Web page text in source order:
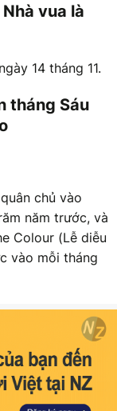
vua là
14 tháng 11.
tháng Sáu
chủ vào
năm trước, và
Colour (Lễ diễu
vào mỗi tháng